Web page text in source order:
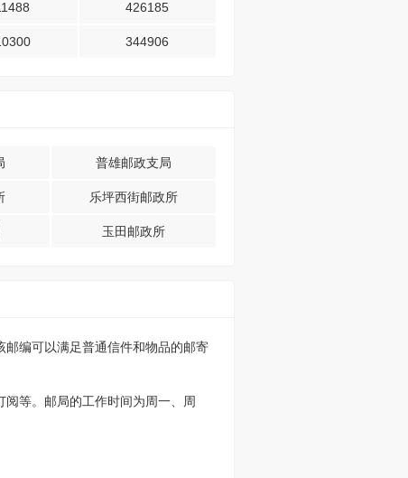
426185
344906
普雄邮政支局
乐坪西街邮政所
玉田邮政所
编可以满足普通信件和物品的邮寄
等。邮局的工作时间为周一、周